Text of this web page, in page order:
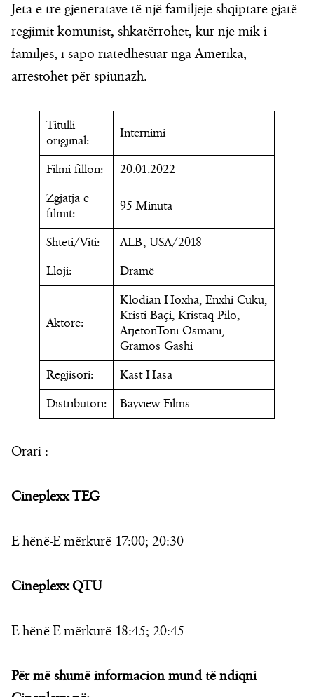
Jeta e tre gjeneratave të një familjeje shqiptare gjatë
regjimit komunist, shkatërrohet, kur nje mik i
familjes, i sapo riatëdhesuar nga Amerika,
arrestohet për spiunazh.
Titulli
origjinal:
Internimi
Filmi fillon:
20.01.2022
Zgjatja e
filmit:
95 Minuta
Shteti/Viti:
ALB, USA/2018
Lloji:
Dramë
Aktorë:
Klodian Hoxha, Enxhi Cuku,
Kristi Baçi, Kristaq Pilo,
ArjetonToni Osmani,
Gramos Gashi
Regjisori:
Kast Hasa
Distributori:
Bayview Films
Orari :
Cineplexx TEG
E hënë-E mërkurë 17:00; 20:30
Cineplexx QTU
E hënë-E mërkurë 18:45; 20:45
Për më shumë informacion mund të ndiqni